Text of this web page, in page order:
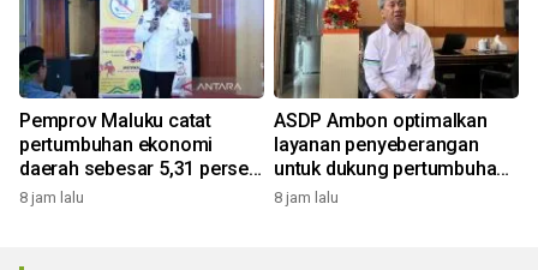
Pemprov Maluku catat
pertumbuhan ekonomi
daerah sebesar 5,31 persen
yoy triwulan II 2026
8 jam lalu
ASDP Ambon optimalkan
layanan penyeberangan
untuk dukung pertumbuhan
ekonomi dan pariwisata
8 jam lalu